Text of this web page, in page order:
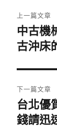
章
導
覽
上一篇文章
上
一
文
章:
中古機
古沖床
下一篇文章
下
一
台北優
錢請迅